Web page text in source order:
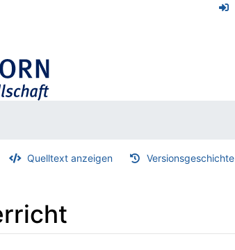
Quelltext anzeigen Versionsgeschichte